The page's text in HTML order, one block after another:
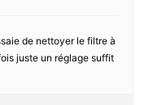
de nettoyer le filtre à
juste un réglage suffit